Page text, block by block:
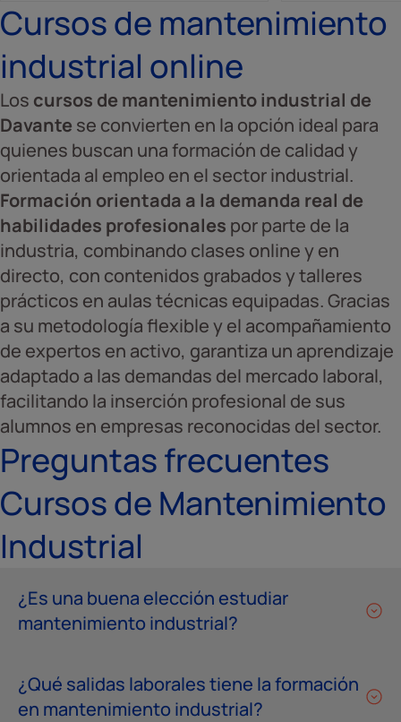
Cursos de mantenimiento
industrial online
Los cursos de mantenimiento industrial de
Davante se convierten en la opción ideal para
quienes buscan una formación de calidad y
orientada al empleo en el sector industrial.
Formación orientada a la demanda real de
habilidades profesionales por parte de la
industria, combinando clases online y en
directo, con contenidos grabados y talleres
prácticos en aulas técnicas equipadas. Gracias
a su metodología flexible y el acompañamiento
de expertos en activo, garantiza un aprendizaje
adaptado a las demandas del mercado laboral,
facilitando la inserción profesional de sus
alumnos en empresas reconocidas del sector.
Preguntas frecuentes
Cursos de Mantenimiento
Industrial
¿Es una buena elección estudiar
mantenimiento industrial?
¿Qué salidas laborales tiene la formación
en mantenimiento industrial?